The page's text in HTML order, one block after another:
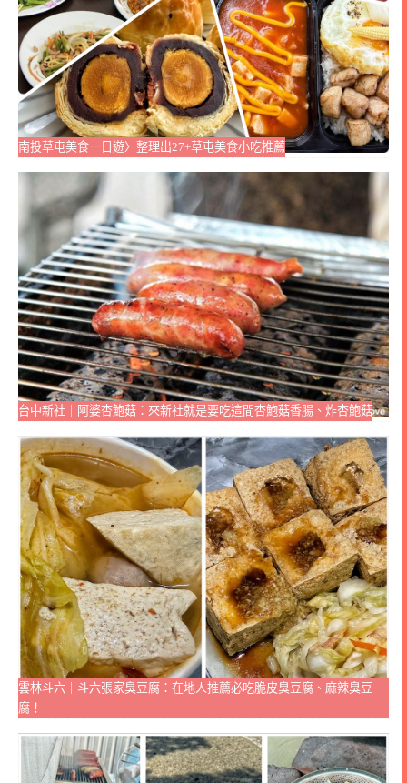
南投草屯美食一日遊〉整理出27+草屯美食小吃推薦
台中新社｜阿婆杏鮑菇：來新社就是要吃這間杏鮑菇香腸、炸杏鮑菇
雲林斗六｜斗六張家臭豆腐：在地人推薦必吃脆皮臭豆腐、麻辣臭豆
腐！